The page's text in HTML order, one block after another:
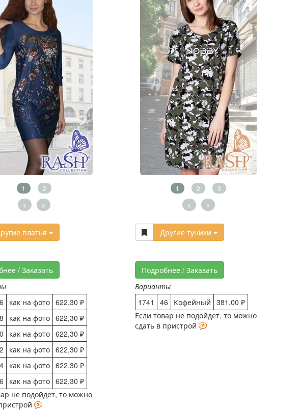
1 2
< >
платья
/ Заказать
как на фото 622,30 ₽
как на фото 622,30 ₽
как на фото 622,30 ₽
как на фото 622,30 ₽
как на фото 622,30 ₽
как на фото 622,30 ₽
не подойдет, то можно
1 2 3
< >
Другие туники
Подробнее / Заказать
Варианты
1741
46 Кофейный 381,00 ₽
Если товар не подойдет, то можно
сдать в пристрой